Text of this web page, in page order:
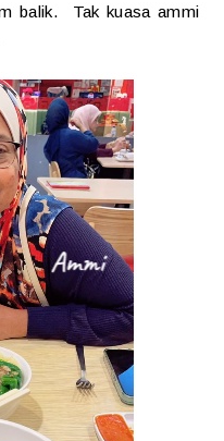
balik. Tak kuasa ammi